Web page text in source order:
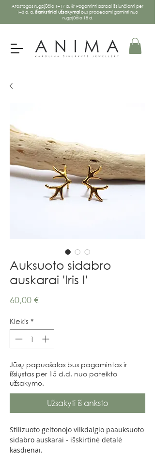
Atostogos rugpjūčio 1–17 d. 🌸 Pagaminti darbai išsiunčiami per
1–3 d. d.Išankstiniai užsakymaibus pradedami gaminti nuo
rugpjūčio 18 d.
Auksuoto sidabro
auskarai 'Iris I'
60,00 €Price
Kiekis *
Jūsų papuošalas bus pagamintas ir
išsiųstas per 15 d.d. nuo pateikto
užsakymo.
Užsakyti iš anksto
Stilizuoto geltonojo vilkdalgio paauksuoto
sidabro auskarai - išskirtinė detalė
kasdienai.